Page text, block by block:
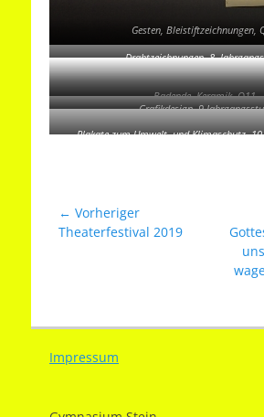
Gesten, Bleistiftzeichnungen,
Drahtzeichnungen, 8.
Badende, Keramik, Q11
Grafikdesign,
Plakate zum Umwelt- und Klimaschutz,
Beitragsnavigation
← Vorheriger
Vorheriger
Theaterfestival 2019
Nächster
Beitrag:
Impressum